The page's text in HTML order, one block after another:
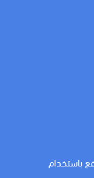
باستخدام